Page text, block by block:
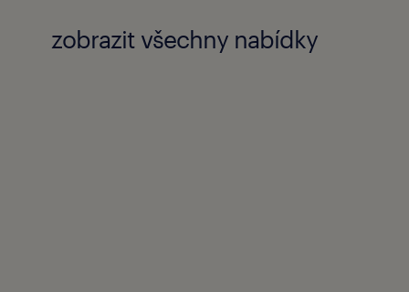
nabídku otevřených
zobrazit všechny nabídky